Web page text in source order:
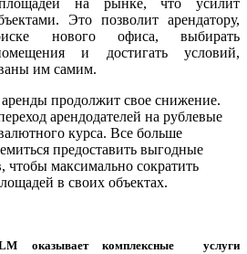
на рынке, что усилит
Это позволит арендатору,
нового офиса, выбирать
и достигать условий,
им самим.
продолжит свое снижение.
арендодателей на рублевые
курса. Все больше
предоставить выгодные
чтобы максимально сократить
в своих объектах.
оказывает комплексные услуги